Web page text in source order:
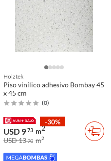
Holztek
Piso vinílico adhesivo Bombay 45
x 45 cm
(0)
-30%
USD 973 m2
USD 1390 m2